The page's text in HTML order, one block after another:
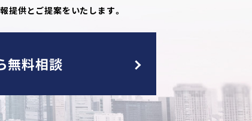
提供とご提案をいたします。
無料相談